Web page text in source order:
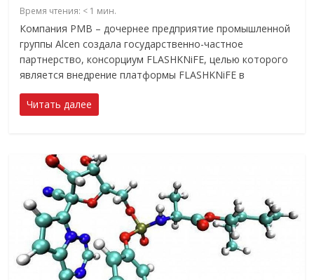
Время чтения: < 1 мин.
Компания PMB – дочернее предприятие промышленной
группы Alcen создала государственно-частное
партнерство, консорциум FLASHKNiFE, целью которого
является внедрение платформы FLASHKNiFE в
Читать далее